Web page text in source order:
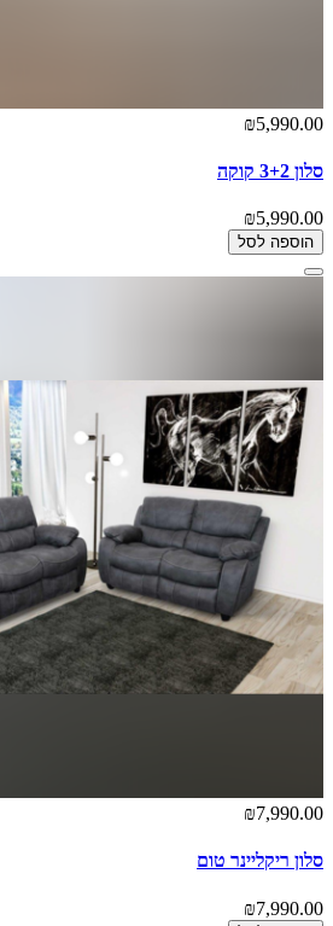
₪5,990.00
סלון 3+2 קוקה
₪5,990.00
הוספה לסל
₪7,990.00
סלון ריקליינר טום
₪7,990.00